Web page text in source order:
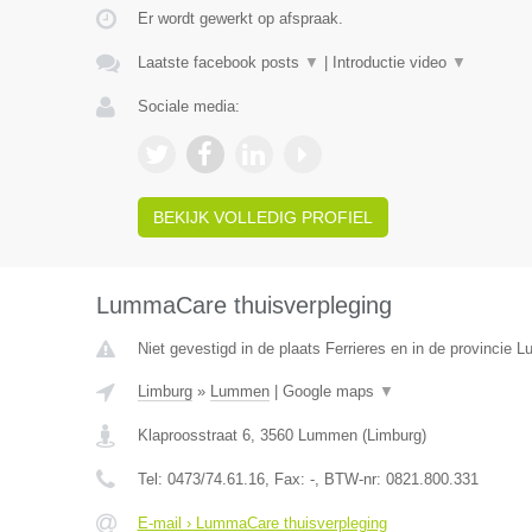
Er wordt gewerkt op afspraak.
Laatste facebook posts ▼ Introductie video ▼
Sociale media:
BEKIJK VOLLEDIG PROFIEL
LummaCare thuisverpleging
Niet gevestigd in de plaats Ferrieres en in de provincie
Limburg» Lummen| Google maps ▼
Klaproosstraat 6, 3560 Lummen(Limburg)
Tel: 0473/74.61.16, Fax: -, BTW-nr: 0821.800.331
E-mail › LummaCare thuisverpleging